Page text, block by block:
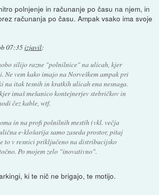
polnjenje in računanje po času na njem, in
računanja po času. Ampak vsako ima svoje
07:35izjavil:
silijo razne "polnilnice" na ulicah, kjer
Ne vem kako imajo na Norveškem ampak pri
na itak tesnih in kratkih ulicah ena nesnaga.
imaš mešanico kontejnerjev stebričkov in
čez kable, wtf.
in na profi polnilnih mestih (vkl. večja
e-klošarija samo zaseda prostor, pitaj
to v resnici priključeno na distribucijsko
Po mojem zelo "inovativno".
ki te nič ne brigajo, te motijo.